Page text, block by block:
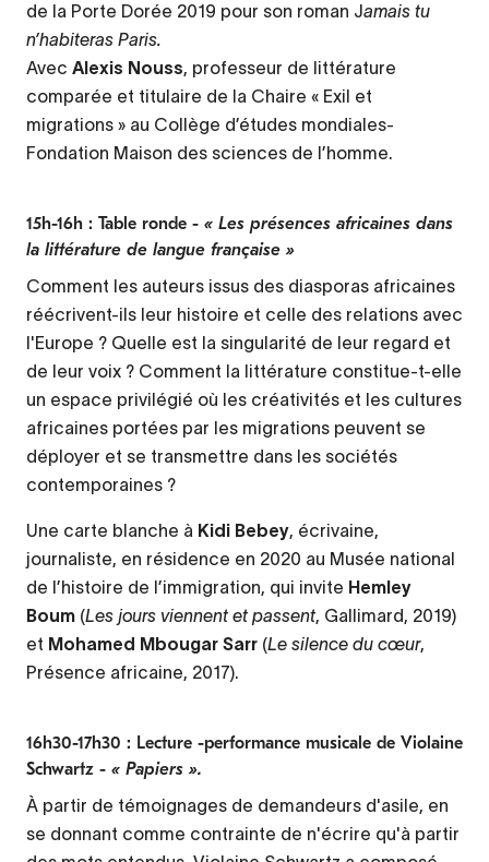
de la Porte Dorée 2019 pour son roman Jamais tu
n’habiteras Paris.
Avec Alexis Nouss, professeur de littérature
comparée et titulaire de la Chaire « Exil et
migrations » au Collège d’études mondiales-
Fondation Maison des sciences de l’homme.
15h-16h : Table ronde - « Les présences africaines dans
la littérature de langue française »
Comment les auteurs issus des diasporas africaines
réécrivent-ils leur histoire et celle des relations avec
l'Europe ? Quelle est la singularité de leur regard et
de leur voix ? Comment la littérature constitue-t-elle
un espace privilégié où les créativités et les cultures
africaines portées par les migrations peuvent se
déployer et se transmettre dans les sociétés
contemporaines ?
Une carte blanche à Kidi Bebey, écrivaine,
journaliste, en résidence en 2020 au Musée national
de l’histoire de l’immigration, qui invite Hemley
Boum (Les jours viennent et passent, Gallimard, 2019)
et Mohamed Mbougar Sarr (Le silence du cœur,
Présence africaine, 2017).
16h30-17h30 : Lecture -performance musicale de Violaine
Schwartz - « Papiers ».
À partir de témoignages de demandeurs d'asile, en
se donnant comme contrainte de n'écrire qu'à partir